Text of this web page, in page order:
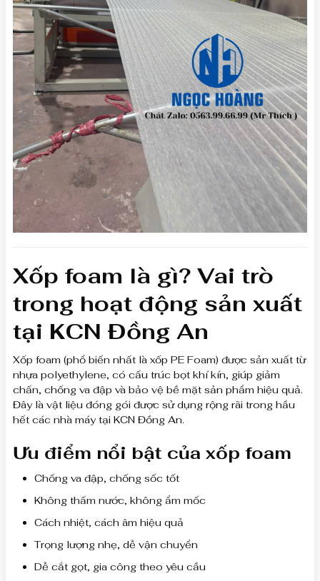
Xốp foam là gì? Vai trò
trong hoạt động sản xuất
tại KCN Đồng An
Xốp foam (phổ biến nhất là xốp PE Foam) được sản xuất từ
nhựa polyethylene, có cấu trúc bọt khí kín, giúp giảm
chấn, chống va đập và bảo vệ bề mặt sản phẩm hiệu quả.
Đây là vật liệu đóng gói được sử dụng rộng rãi trong hầu
hết các nhà máy tại KCN Đồng An.
Ưu điểm nổi bật của xốp foam
Chống va đập, chống sốc tốt
Không thấm nước, không ẩm mốc
Cách nhiệt, cách âm hiệu quả
Trọng lượng nhẹ, dễ vận chuyển
Dễ cắt gọt, gia công theo yêu cầu